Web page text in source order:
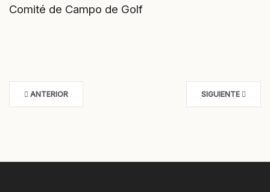
Comité de Campo de Golf
ANTERIOR SIGUIENTE